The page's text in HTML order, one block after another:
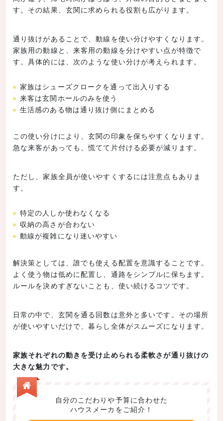
す。その結果、玄関に求められる役割も広がります。
通り抜けがあることで、動線を使い分けやすくなります。
家族用の動線と、来客用の動線を分けやすい点が特徴で
す。具体的には、次のような使い分けが考えられます。
家族はシューズクロークを通って出入りする
来客は玄関ホールのみを使う
生活感のある物は通り抜け側にまとめる
この使い分けにより、玄関の印象を保ちやすくなります。
急な来客があっても、慌てて片付ける必要が減ります。
ただし、家族全員が使いやすくするには注意点もありま
す。
特定の人しか使わなくなる
収納の高さが合わない
動線が複雑になり迷いやすい
解決策としては、誰でも使える配置を意識することです。
よく使う物は低めに配置し、通路をシンプルに保ちます。
ルールを決めすぎないことも、使い続けるコツです。
日常の中で、玄関を通る回数は意外と多いです。その場所
が使いやすいだけで、暮らし全体がスムーズになります。
家族それぞれの動きを受け止められる柔軟さが通り抜けの
大きな魅力です。
自分のこだわりや予算に合わせた
ハウスメーカをご紹介！